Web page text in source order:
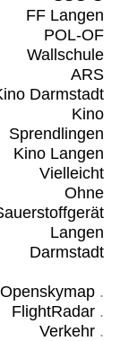
FF Langen
POL-OF
Wallschule
ARS
Darmstadt
Kino
Sprendlingen
Kino Langen
Vielleicht
Ohne
Langen
Darmstadt
Openskymap.
FlightRadar.
Verkehr.